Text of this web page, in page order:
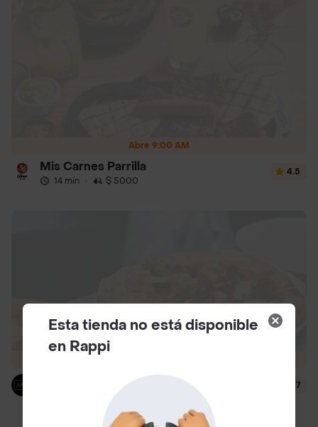
Abre 9:00 AM
Mis Carnes Parrilla
14 min · $ 5000
4.5
$ 7500
4.7
Esta tienda no está disponible
en Rappi